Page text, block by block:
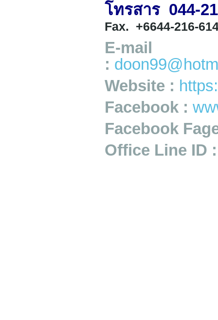
โทรสาร 044-
Fax. +6644-216-
E-mail
:
Website :
Facebook :
Facebook
Office Line